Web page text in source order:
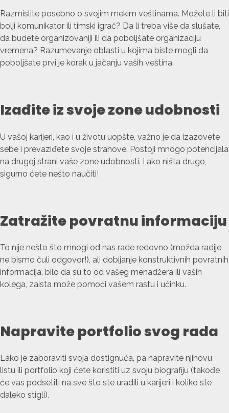
Razmislite posebno o svojim mekim veštinama. Možete li biti
bolji komunikator ili timski igrač? Da li treba više da slušate,
da budete organizovaniji ili da poboljšate organizaciju
vremena? Razumevanje oblasti u kojima biste mogli da
poboljšate prvi je korak u jačanju vaših veština.
Izađite iz svoje zone udobnosti
U vašoj karijeri, kao i u životu uopšte, važno je da izazovete
sebe i prevaziđete svoje strahove. Postoji mnogo potencijala
na drugoj strani vaše zone udobnosti. I ako ništa drugo,
sigurno ćete nešto naučiti!
Zatražite povratnu informaciju
To nije nešto što mnogi od nas rade redovno (možda radije
ne bismo čuli odgovor!), ali dobijanje konstruktivnih povratnih
informacija, bilo da su to od vašeg menadžera ili vaših
kolega, zaista može pomoći vašem rastu i učinku.
Napravite portfolio svog rada
Lako je zaboraviti svoja dostignuća, pa napravite njihovu
listu ili portfolio koji ćete koristiti uz svoju biografiju (takođe
će vas podsetiti na sve što ste uradili u karijeri i koliko ste
daleko stigli).